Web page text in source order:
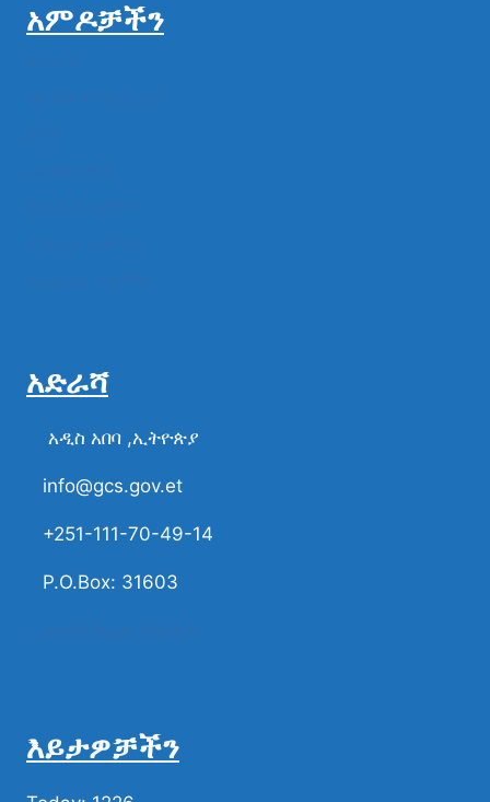
አምዶቻችን
አድራሻ
አዲስ አበባ ,ኢትዮጵያ
info@gcs.gov.et
+251-111-70-49-14
P.O.Box: 31603
እይታዎቻችን